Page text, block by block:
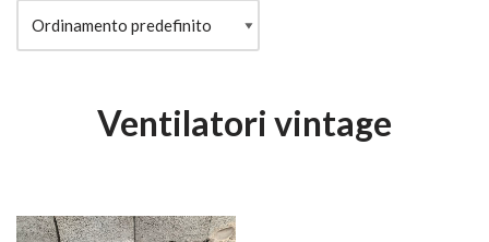
Ventilatori vintage